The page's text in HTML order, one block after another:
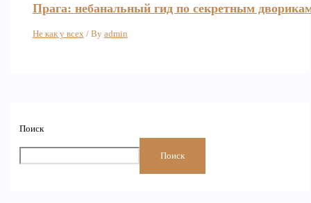
Поиск
Поиск
Прага: небанальный гид по секретным
Не как у всех/ By admin